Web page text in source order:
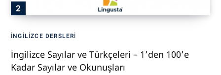
İNGILIZCE DERSLERI
İngilizce Sayılar ve Türkçeleri – 1’den 100’e
Kadar Sayılar ve Okunuşları